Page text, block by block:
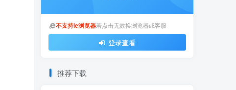
不支持ie浏览器若点击无效换浏览器或客服
登录查看
推荐下载